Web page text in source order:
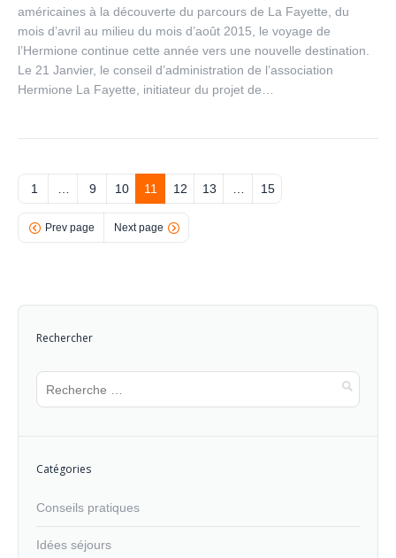
américaines à la découverte du parcours de La Fayette, du
mois d’avril au milieu du mois d’août 2015, le voyage de
l’Hermione continue cette année vers une nouvelle destination.
Le 21 Janvier, le conseil d’administration de l’association
Hermione La Fayette, initiateur du projet de…
1 9 10 11 12 13 15
Prev page Next page
Rechercher
Catégories
Conseils pratiques
Idées séjours